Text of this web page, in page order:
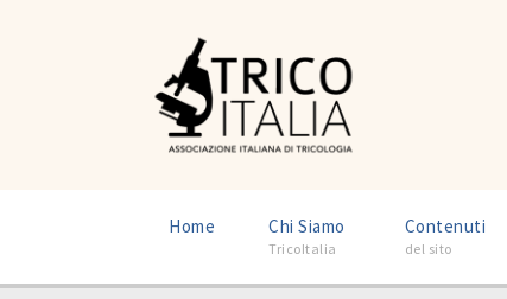
Home Chi Siamo
TricoItalia
Contenuti
del sito